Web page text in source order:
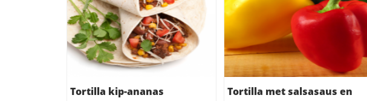
Tortilla kip-ananas
Tortilla met salsasaus en